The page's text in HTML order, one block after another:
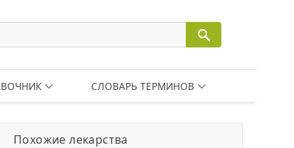
СЛОВАРЬ ТЕРМИНОВ
Похожие лекарства